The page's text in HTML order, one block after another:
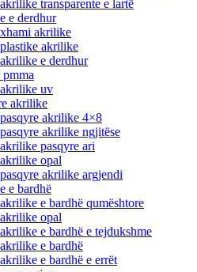
transparente e lartë
e derdhur
akrilike
akrilike
e derdhur
uv
akrilike
akrilike 4×8
akrilike ngjitëse
pasqyre ari
opal
akrilike argjendi
e bardhë
e bardhë qumështore
opal
e bardhë e tejdukshme
e bardhë
e bardhë e errët